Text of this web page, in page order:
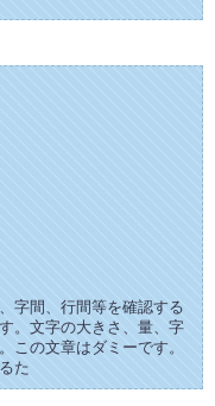
字間、行間等を確認する
。文字の大きさ、量、字
この文章はダミーです。
た